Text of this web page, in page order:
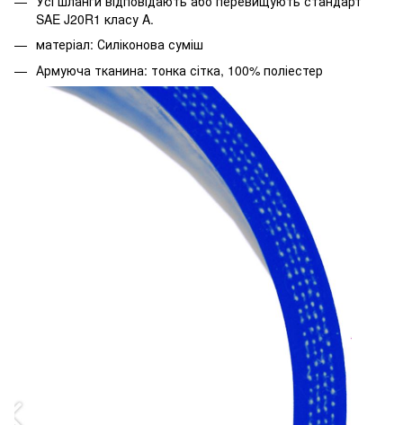
SAE J20R1 класу A.
матеріал: Силіконова суміш
Армуюча тканина: тонка сітка, 100% поліестер